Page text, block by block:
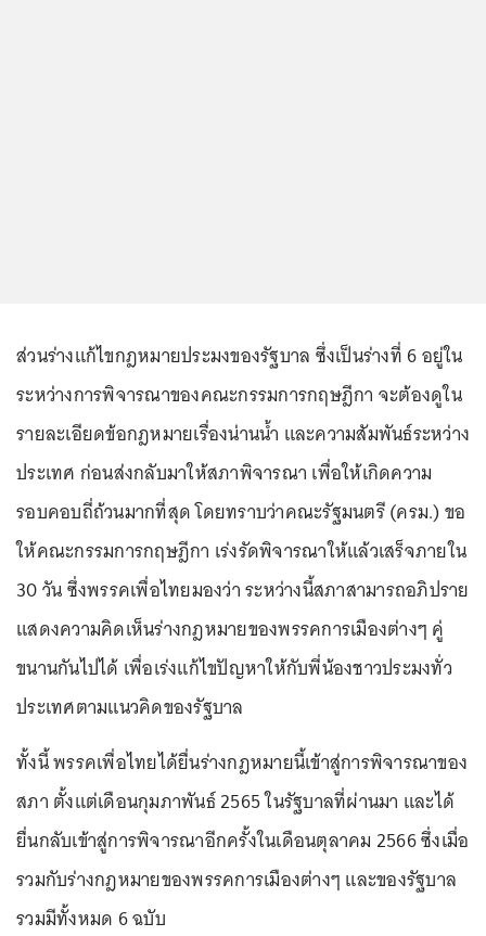
ส่วนร่างแก้ไขกฎหมายประมงของรัฐบาล ซึ่งเป็นร่างที่ 6 อยู่ใน
ระหว่างการพิจารณาของคณะกรรมการกฤษฎีกา จะต้องดูใน
รายละเอียดข้อกฎหมายเรื่องน่านน้ำ และความสัมพันธ์ระหว่าง
ประเทศ ก่อนส่งกลับมาให้สภาพิจารณา เพื่อให้เกิดความ
รอบคอบถี่ถ้วนมากที่สุด โดยทราบว่าคณะรัฐมนตรี (ครม.) ขอ
ให้คณะกรรมการกฤษฎีกา เร่งรัดพิจารณาให้แล้วเสร็จภายใน
30 วัน ซึ่งพรรคเพื่อไทยมองว่า ระหว่างนี้สภาสามารถอภิปราย
แสดงความคิดเห็นร่างกฎหมายของพรรคการเมืองต่างๆ คู่
ขนานกันไปได้ เพื่อเร่งแก้ไขปัญหาให้กับพี่น้องชาวประมงทั่ว
ประเทศตามแนวคิดของรัฐบาล
ทั้งนี้ พรรคเพื่อไทยได้ยื่นร่างกฎหมายนี้เข้าสู่การพิจารณาของ
สภา ตั้งแต่เดือนกุมภาพันธ์ 2565 ในรัฐบาลที่ผ่านมา และได้
ยื่นกลับเข้าสู่การพิจารณาอีกครั้งในเดือนตุลาคม 2566 ซึ่งเมื่อ
รวมกับร่างกฎหมายของพรรคการเมืองต่างๆ และของรัฐบาล
รวมมีทั้งหมด 6 ฉบับ